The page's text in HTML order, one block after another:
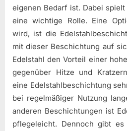
eigenen Bedarf ist. Dabei
eine wichtige Rolle. Eine
wird, ist die
mit dieser Beschichtung auf
Edelstahl den Vorteil einer
gegenüber Hitze und
eine Edelstahlbeschichtung
bei regelmäßiger Nutzung
anderen Beschichtungen ist
pflegeleicht. Dennoch gibt